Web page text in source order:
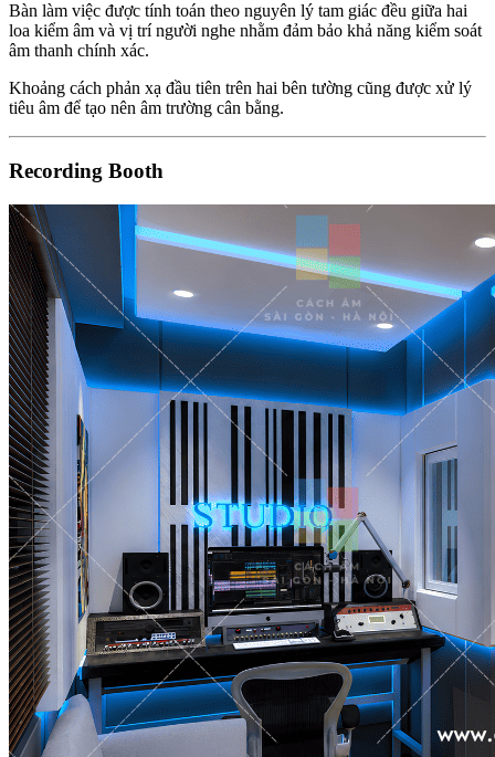
Bàn làm việc được tính toán theo nguyên lý tam giác đều giữa hai
loa kiểm âm và vị trí người nghe nhằm đảm bảo khả năng kiểm soát
âm thanh chính xác.
Khoảng cách phản xạ đầu tiên trên hai bên tường cũng được xử lý
tiêu âm để tạo nên âm trường cân bằng.
Recording Booth